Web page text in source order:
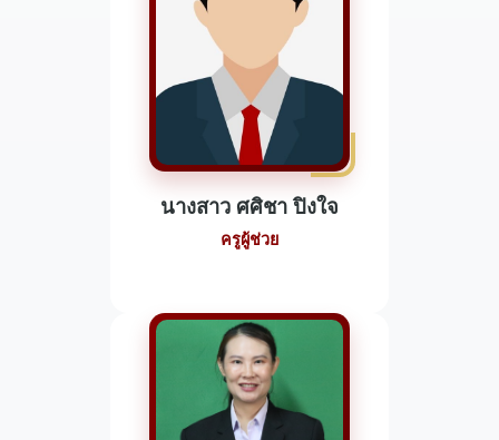
นางสาว ศศิชา ปิงใจ
ครูผู้ช่วย